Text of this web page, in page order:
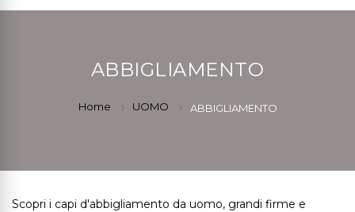
ABBIGLIAMENTO
Home UOMO ABBIGLIAMENTO
Scopri i capi d'abbigliamento da uomo, grandi firme e